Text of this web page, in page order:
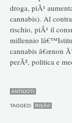
droga, piÃ¹
cannabis). Al
rischio, piÃ¹ il
millennio
cannabis â€œnon
perÃ², politica e
ANTIDOTI
TAGGED: RISÃ©